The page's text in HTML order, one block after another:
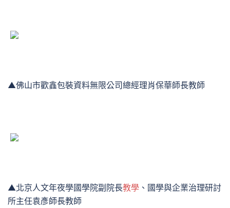
▲佛山市歡鑫包裝資料無限公司總經理肖保華師長教師
▲北京人文年夜學國學院副院長教學 、國學與企業治理研討
所主任袁彥師長教師